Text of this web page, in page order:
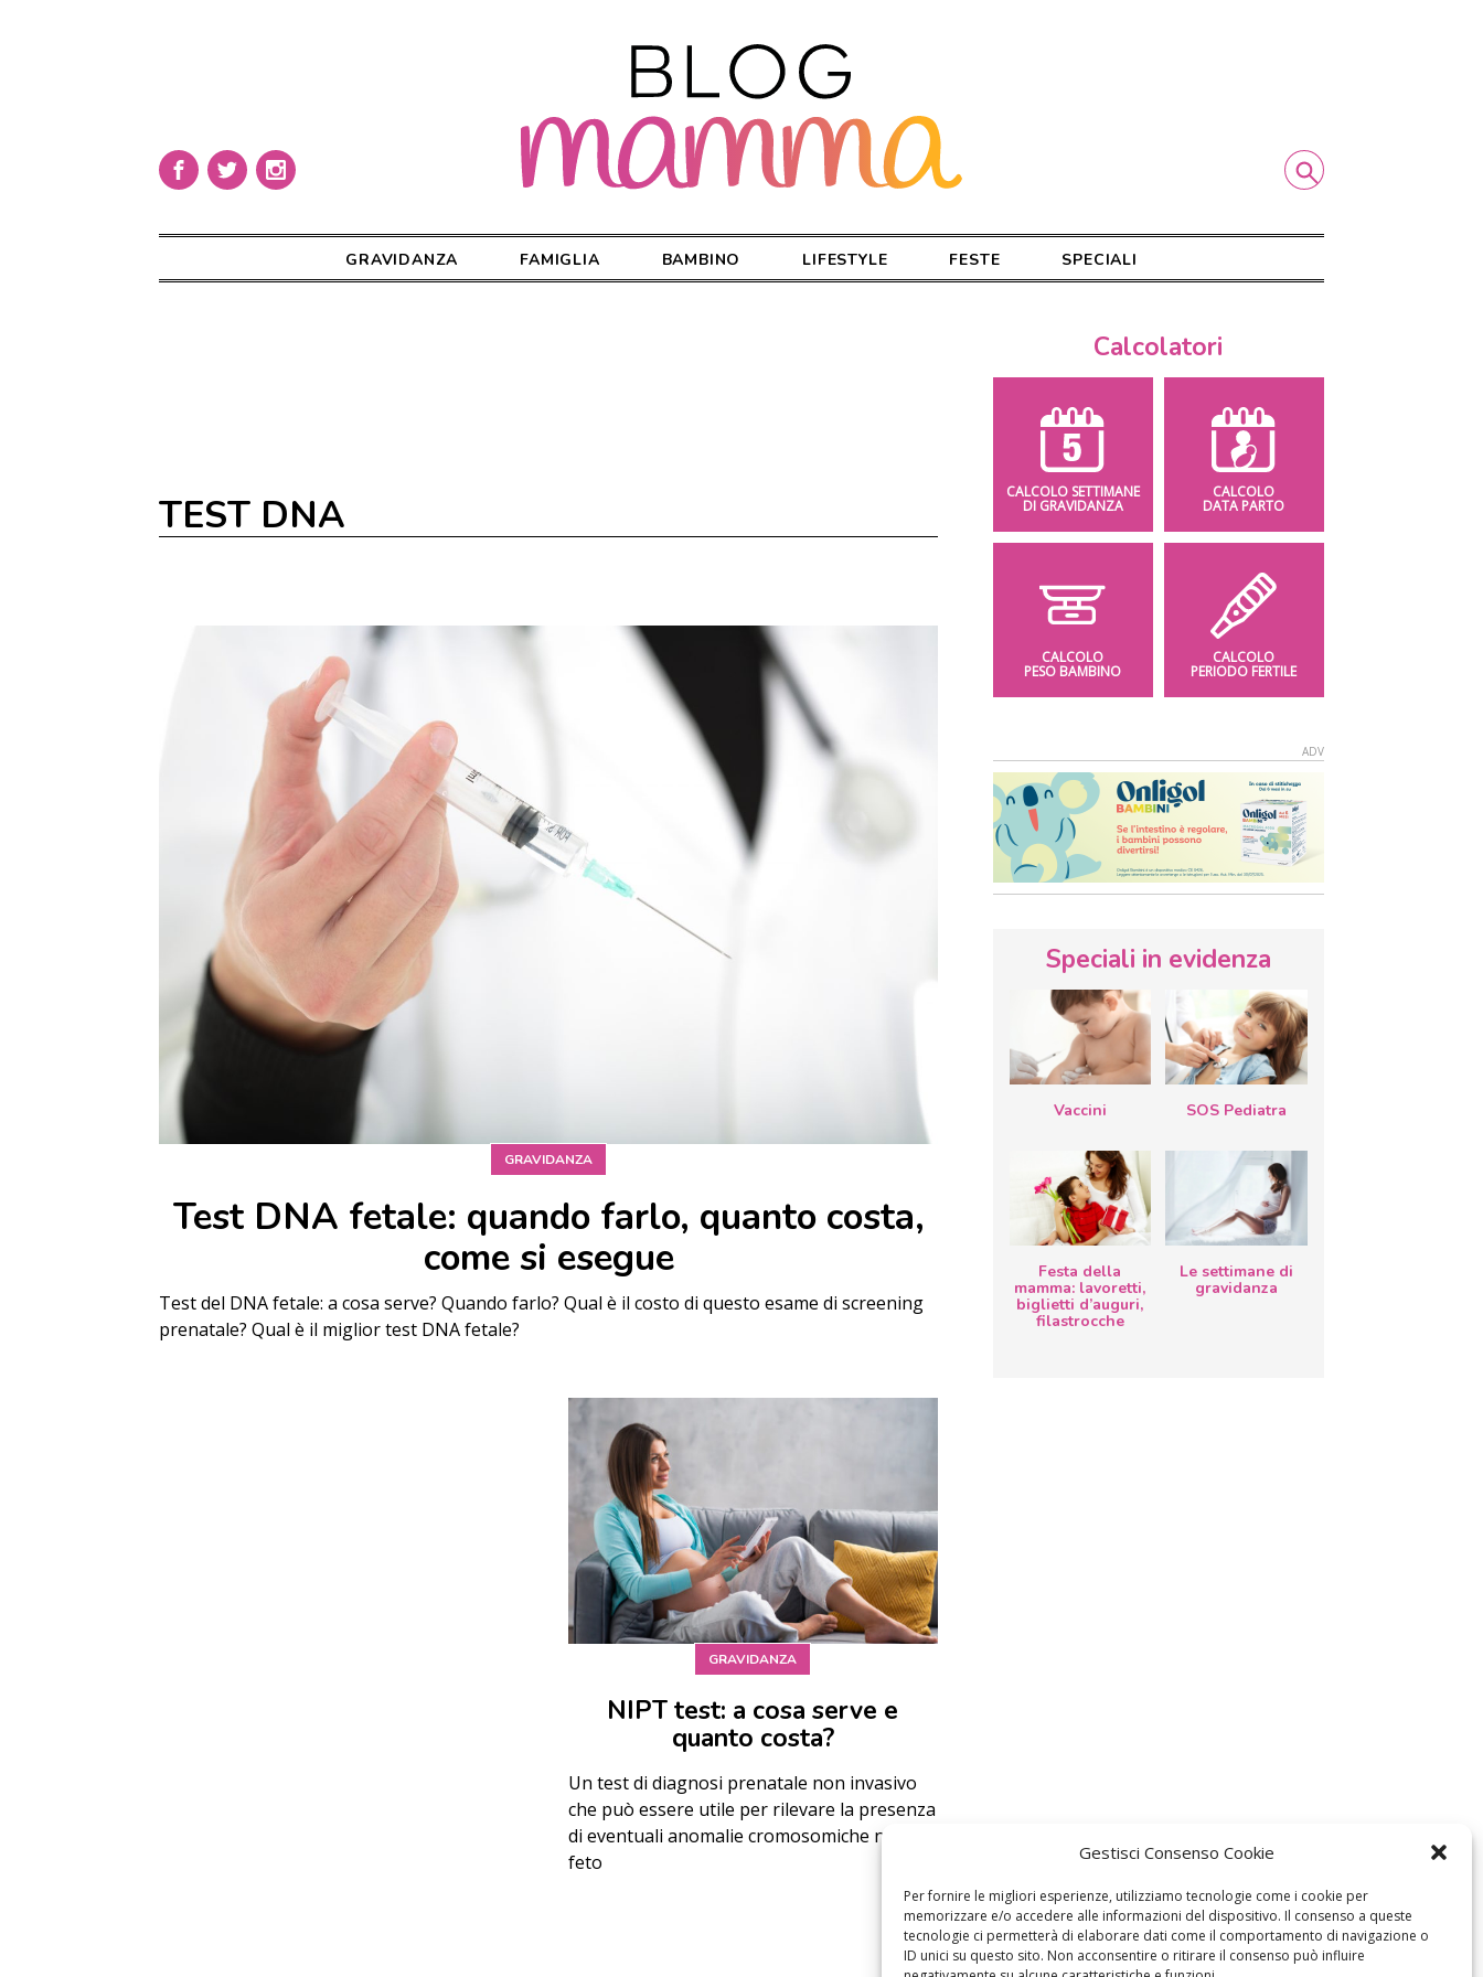
Gestisci Consenso Cookie
Per fornire le migliori esperienze, utilizziamo tecnologie come i cookie per
memorizzare e/o accedere alle informazioni del dispositivo. Il consenso a queste
tecnologie ci permetterà di elaborare dati come il comportamento di navigazione o
ID unici su questo sito. Non acconsentire o ritirare il consenso può influire
GRAVIDANZA FAMIGLIA BAMBINO LIFESTYLE FESTE SPECIALI
TEST DNA
GRAVIDANZA
Test DNA fetale: quando farlo, quanto costa,
come si esegue
Test del DNA fetale: a cosa serve? Quando farlo? Qual è il costo di questo esame di screening
prenatale? Qual è il miglior test DNA fetale?
GRAVIDANZA
NIPT test: a cosa serve e
quanto costa?
Un test di diagnosi prenatale non invasivo
che può essere utile per rilevare la presenza
di eventuali anomalie cromosomiche nel
feto
Calcolatori
CALCOLO SETTIMANE
DI GRAVIDANZA
CALCOLO
DATA PARTO
CALCOLO
PESO BAMBINO
CALCOLO
PERIODO FERTILE
Speciali in evidenza
Vaccini SOS Pediatra
Festa della
mamma: lavoretti,
biglietti d’auguri,
filastrocche
Le settimane di
gravidanza